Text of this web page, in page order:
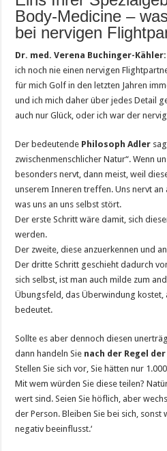
Body-Medicine –
bei nervigen
Dr. med. Verena Buchinger-Kähler:
ich noch nie einen nervigen
für mich Golf in den letzten Jahren
und ich mich daher über jedes Detail
auch nur Glück, oder ich war der
Der bedeutende Philosoph Adler
zwischenmenschlicher Natur“. Wenn
besonders nervt, dann meist, weil
unserem Inneren treffen. Uns nervt
was uns an uns selbst stört.
Der erste Schritt wäre damit, sich
werden.
Der zweite, diese anzuerkennen und
Der dritte Schritt geschieht dadurch
sich selbst, ist man auch milde zum
Übungsfeld, das Überwindung kostet,
bedeutet.
Sollte es aber dennoch diesen
dann handeln Sie nach der Regel
Stellen Sie sich vor, Sie hätten nur
Mit wem würden Sie diese teilen?
wert sind. Seien Sie höflich, aber
der Person. Bleiben Sie bei sich,
negativ beeinflusst.‘